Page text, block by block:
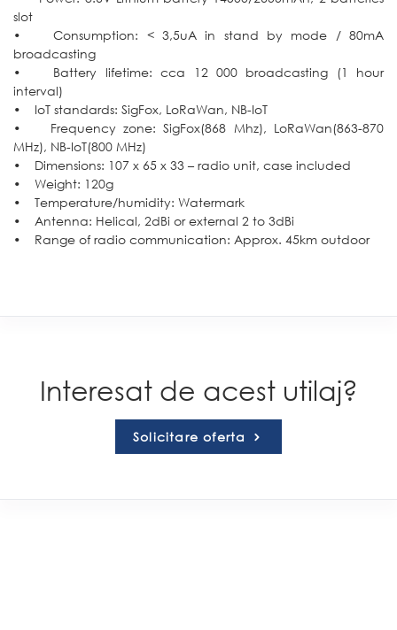
slot
• Consumption: < 3,5uA in stand by mode / 80mA
broadcasting
• Battery lifetime: cca 12 000 broadcasting (1 hour
interval)
• IoT standards: SigFox, LoRaWan, NB-IoT
• Frequency zone: SigFox(868 Mhz), LoRaWan(863-870
MHz), NB-IoT(800 MHz)
• Dimensions: 107 x 65 x 33 – radio unit, case included
• Weight: 120g
• Temperature/humidity: Watermark
• Antenna: Helical, 2dBi or external 2 to 3dBi
• Range of radio communication: Approx. 45km outdoor
Interesat de acest utilaj?
Solicitare oferta